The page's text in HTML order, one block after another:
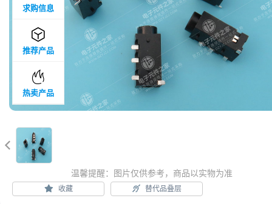

温馨提醒：图片仅供参考，商品以实物为准
收藏 替代品叠层
求购信息

推荐产品

热卖产品